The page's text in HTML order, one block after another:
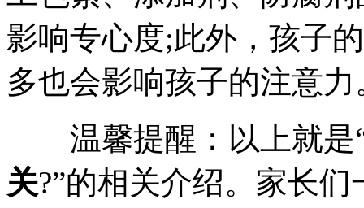
影响专心度;此外，孩子
多也会影响孩子的注意力
温馨提醒：以上就是
关?”的相关介绍。家长